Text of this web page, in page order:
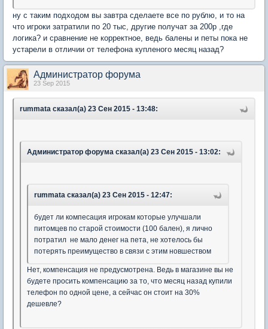
ну с таким подходом вы завтра сделаете все по рублю, и то на
что игроки затратили по 20 тыс, другие получат за 200р ,где
логика? и сравнение не корректное, ведь балены и петы пока не
устарели в отличии от телефона купленого месяц назад?
Администратор форума
23 Sep 2015
rummata сказал(а) 23 Сен 2015 - 13:48:
Администратор форума сказал(а) 23 Сен 2015 - 13:02:
rummata сказал(а) 23 Сен 2015 - 12:47:
будет ли компесация игрокам которые улучшали
питомцев по старой стоимости (100 бален), я лично
потратил не мало денег на пета, не хотелось бы
потерять преимущество в связи с этим новшеством
Нет, компенсация не предусмотрена. Ведь в магазине вы не
будете просить компенсацию за то, что месяц назад купили
телефон по одной цене, а сейчас он стоит на 30%
дешевле?